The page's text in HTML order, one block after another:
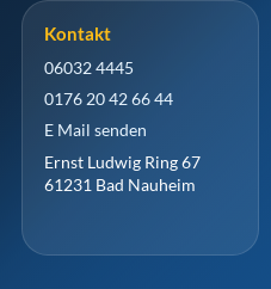
Kontakt
06032 4445
0176 20 42 66 44
E Mail senden
Ernst Ludwig Ring 67
61231 Bad Nauheim